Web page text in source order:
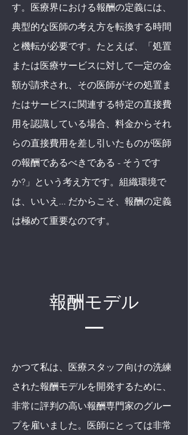
す。医療界における報酬の定義には、
典型的な医師の考え方を転換する時間
と機転が必要です。たとえば、「処置
または医療サービスに対して一定の金
額が請求され、その医師がその処置ま
たはサービスに関連する特定の直接費
用を認識している場合、料金からそれ
らの直接費用を差し引いたものが医師
の報酬であるべきである - そうです
か?」という考え方です。組織環境で
は、いいえ... だからこそ、報酬の定義
は極めて重要なのです。
報酬モデル
かつて私は、医療スタッフ向けの洗練
された報酬モデルを開発するために、
非常に評判の高い報酬専門家のグルー
プを雇いました。医師にとっては非常